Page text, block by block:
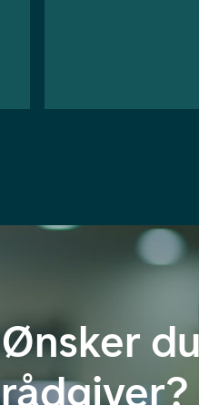
Ønsker
rådgiver?